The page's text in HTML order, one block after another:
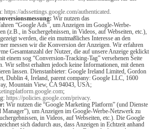
https://adssettings.google.com/authenticated.
Wir nutzen das
“Google Ads”, um Anzeigen im Google-Werbe-
(z.B., in Suchergebnissen, in Videos, auf Webseiten, etc.),
werden, die ein mutmaßliches Interesse an den
messen wir die Konversion der Anzeigen. Wir erfahren
Gesamtanzahl der Nutzer, die auf unsere Anzeige geklickt
einem sog “Conversion-Tracking-Tag” versehenen Seite
Wir selbst erhalten jedoch keine Informationen, mit denen
lassen. Dienstanbieter: Google Ireland Limited, Gordon
Dublin 4, Ireland, parent company: Google LLC, 1600
Mountain View, CA 94043, USA;
;
https://policies.google.com/privacy.
Wir nutzen die “Google Marketing Platform” (und Dienste
um Anzeigen im Google-Werbe-Netzwerk zu
in Videos, auf Webseiten, etc.). Die Google
sich dadurch aus, dass Anzeigen in Echtzeit anhand